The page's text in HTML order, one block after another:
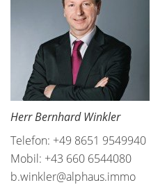
Herr Bernhard Winkler
Telefon: +49 8651 9549940
Mobil: +43 660 6544080
b.winkler@alphaus.immo